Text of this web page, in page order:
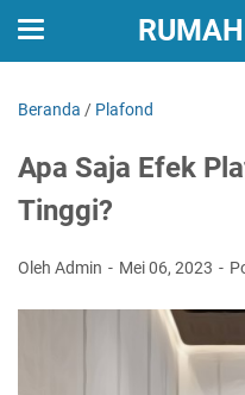
Beranda / Plafond
Apa Saja Efek
Tinggi?
Oleh Admin Mei 06, 2023